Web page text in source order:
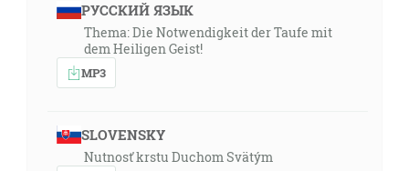
РУССКИЙ ЯЗЫК
Thema: Die Notwendigkeit der Taufe mit
dem Heiligen Geist!
MP3
SLOVENSKY
Nutnosť krstu Duchom Svätým